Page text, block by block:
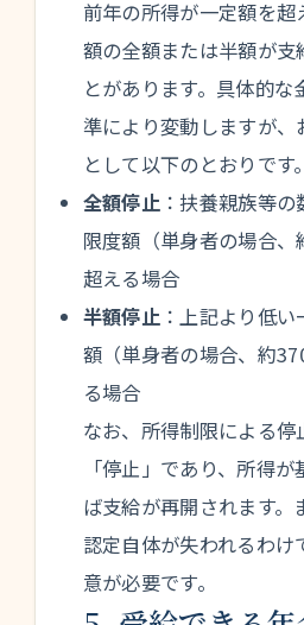
前年の所得が一定額を
額の全額または半額が支
とがあります。具体的
準により変動しますが、
として以下のとおりです。
全額停止 ：扶養親族等
限度額（単身者の場合
超える場合
半額停止 ：上記より低
額（単身者の場合、約
る場合
なお、所得制限による停
「停止」であり、所得
ば支給が再開されます。
認定自体が失われるわけ
意が必要です。